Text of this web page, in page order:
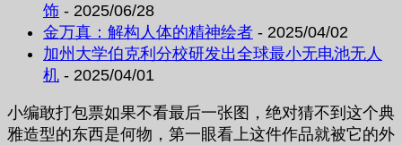
饰 - 2025/06/28
金万真：解构人体的精神绘者 - 2025/04/02
加州大学伯克利分校研发出全球最小无电池无人
机 - 2025/04/01
小编敢打包票如果不看最后一张图，绝对猜不到这个典
雅造型的东西是何物，第一眼看上这件作品就被它的外